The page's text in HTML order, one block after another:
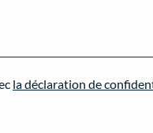
la déclaration de